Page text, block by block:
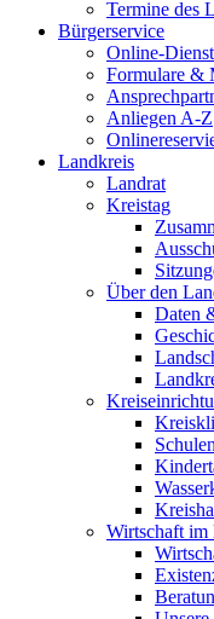
Termine des
Bürgerservice
Online-
Formulare &
Anliegen A-Z
Landkreis
Landrat
Kreistag
Über den
Daten
Wirtschaft im